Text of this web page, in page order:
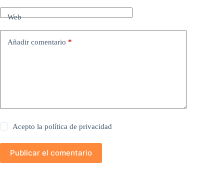
Web
Añadir comentario *
Acepto lapolítica de privacidad
Publicar el comentario